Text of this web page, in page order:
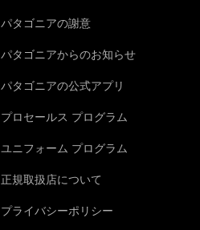
パタゴニアの謝意
パタゴニアからのお知らせ
パタゴニアの公式アプリ
プロセールス プログラム
ユニフォーム プログラム
正規取扱店について
プライバシーポリシー